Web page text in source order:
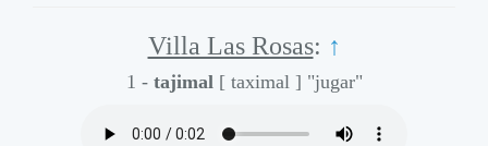
Villa Las Rosas: ↑
1 - tajimal [ taximal ] "jugar"